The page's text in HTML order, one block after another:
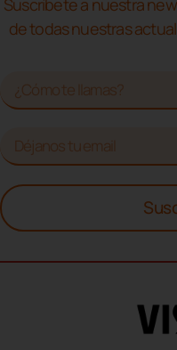
Suscríbete a nuestra
de todas nuestras